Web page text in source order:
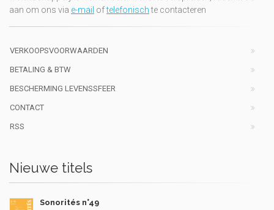
aan om ons via e-mail oftelefonischte contacteren
VERKOOPSVOORWAARDEN
BETALING & BTW
BESCHERMING LEVENSSFEER
CONTACT
RSS
Nieuwe titels
Sonorités n°49